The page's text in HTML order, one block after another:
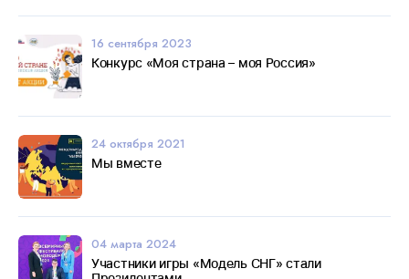
16 сентября 2023
Конкурс «Моя страна – моя Россия»
24 октября 2021
Мы вместе
04 марта 2024
Участники игры «Модель СНГ» стали